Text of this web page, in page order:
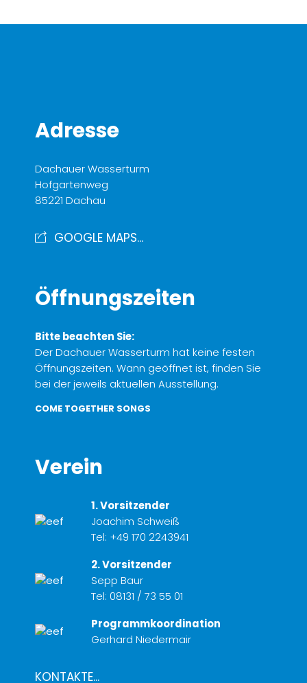
Adresse
Dachauer Wasserturm
Hofgartenweg
85221 Dachau
GOOGLE MAPS...
Öffnungszeiten
Bitte beachten Sie:
Der Dachauer Wasserturm hat keine festen
Öffnungszeiten. Wann geöffnet ist, finden Sie
bei der jeweils aktuellen Ausstellung.
COME TOGETHER SONGS
Verein
1. Vorsitzender
Joachim Schweiß
Tel: +49 170 2243941
2. Vorsitzender
Sepp Baur
Tel: 08131 / 73 55 01
Programmkoordination
Gerhard Niedermair
KONTAKTE...